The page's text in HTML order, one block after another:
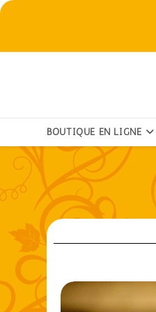
BOUTIQUE EN LIGNE